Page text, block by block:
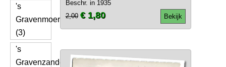
's
Gravenmoer
(3)
's
Gravenzande
Beschr. in 1935
Bekijk
2,00 € 1,80